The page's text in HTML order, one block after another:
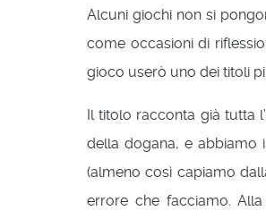
Alcuni giochi non si
come occasioni di
gioco userò uno dei titoli
Il titolo racconta già tutta
della dogana, e abbiamo
(almeno così capiamo
errore che facciamo.